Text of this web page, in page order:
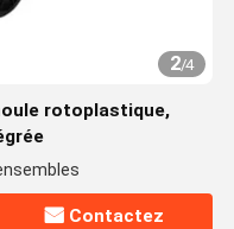
2/4
rotoplastique,
Contactez